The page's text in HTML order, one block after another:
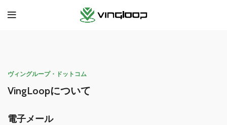
ヴィングループ・ドットコム
VingLoopについて
電子メール